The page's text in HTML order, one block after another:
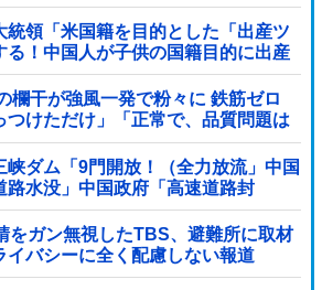
統領「米国籍を目的とした「出産ツ
る！中国人が子供の国籍目的に出産
い！」ｗｗｗｗｗｗｗｗｗｗｗｗｗ
欄干が強風一発で粉々に 鉄筋ゼロ
つけただけ」「正常で、品質問題は
峡ダム「9門開放！（全力放流」中国
路水没」中国政府「高速道路封
急放流に合わせて開門（土砂崩れ発
をガン無視したTBS、避難所に取材
イバシーに全く配慮しない報道